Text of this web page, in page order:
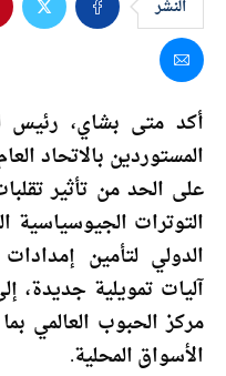
النشر
أكد متى بشاي، رئيس
المستوردين بالاتحاد
على الحد من تأثير
التوترات الجيوسياسية
الدولي لتأمين
آليات تمويلية
مركز الحبوب العالمي
الأسواق المحلية.